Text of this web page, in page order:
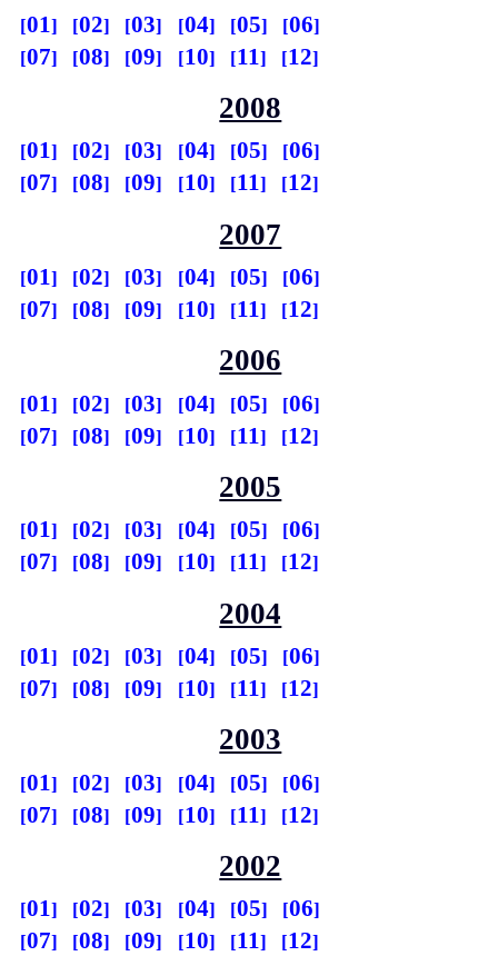
01 02 03 04 05
06
07
08 09 10 11 12
2008
01 02 03 04 05
06
07
08 09 10 11 12
2007
01 02 03 04 05
06
07
08 09 10 11 12
2006
01 02 03 04 05
06
07
08 09 10 11 12
2005
01 02 03 04 05
06
07
08 09 10 11 12
2004
01 02 03 04 05
06
07
08 09 10 11 12
2003
01 02 03 04 05
06
07
08 09 10 11 12
2002
01 02 03 04 05
06
07
08 09 10 11 12